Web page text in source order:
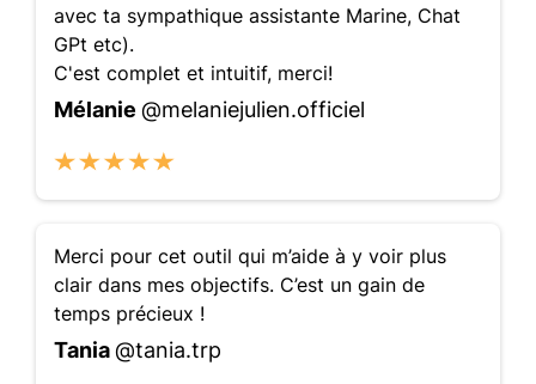
avec ta sympathique assistante Marine, Chat
GPt etc).
C'est complet et intuitif, merci!
Mélanie @melaniejulien.officiel
Merci pour cet outil qui m’aide à y voir plus
clair dans mes objectifs. C’est un gain de
temps précieux !
Tania@tania.trp